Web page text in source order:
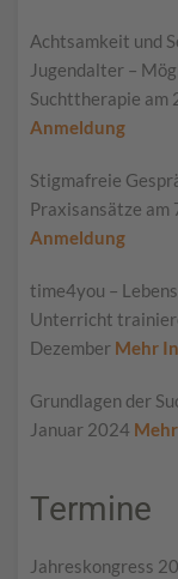
Achtsamkeit und
Jugendalter –
Suchttherapie am
Anmeldung
Stigmafreie
Praxisansätze am
Anmeldung
time4you –
Unterricht
Dezember Mehr
Grundlagen der
Januar 2024
Termine
Jahreskongress